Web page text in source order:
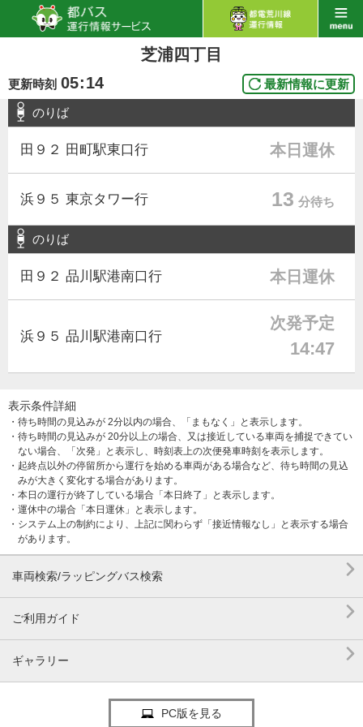
芝浦四丁目
更新時刻 05:14 最新情報に更新
のりば
田９２ 田町駅東口行 本日運休
浜９５ 東京タワー行 13 分待ち
のりば
田９２ 品川駅港南口行 本日運休
浜９５ 品川駅港南口行
次発予定
14:47
表示条件詳細
・待ち時間の見込みが 2分以内の場合、「まもなく」と表示します。
・待ち時間の見込みが 20分以上の場合、又は接近している車両を捕捉できてい
ない場合、「次発」と表示し、時刻表上の次便発車時刻を表示します。
・起終点以外の停留所から運行を始める車両がある場合など、待ち時間の見込
みが大きく変化する場合があります。
・本日の運行が終了している場合「本日終了」と表示します。
・運休中の場合「本日運休」と表示します。
・システム上の制約により、上記に関わらず「接近情報なし」と表示する場合
があります。
車両検索/ラッピングバス検索 
ご利用ガイド 
ギャラリー 
PC版を見る